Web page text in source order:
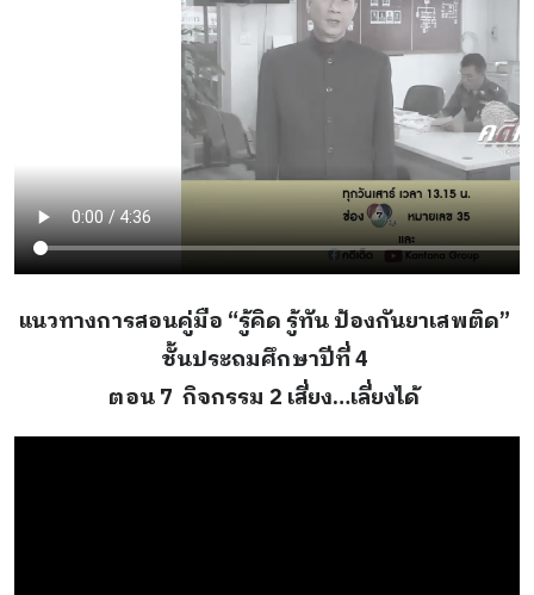
แนวทางการสอนคู่มือ “รู้คิด รู้ทัน ป้องกันยาเสพติด”
ชั้นประถมศึกษาปีที่ 4
ตอน 7 กิจกรรม 2 เสี่ยง…เลี่ยงได้